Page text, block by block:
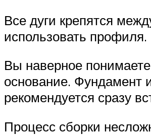
Все дуги крепятся
использовать
Вы наверное
основание. Фундамент
рекомендуется сразу
Процесс сборки